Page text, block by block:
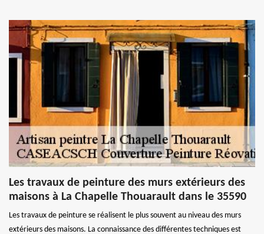
Les travaux de peinture des murs extérieurs des
maisons à La Chapelle Thouarault dans le 35590
Les travaux de peinture se réalisent le plus souvent au niveau des murs
extérieurs des maisons. La connaissance des différentes techniques est